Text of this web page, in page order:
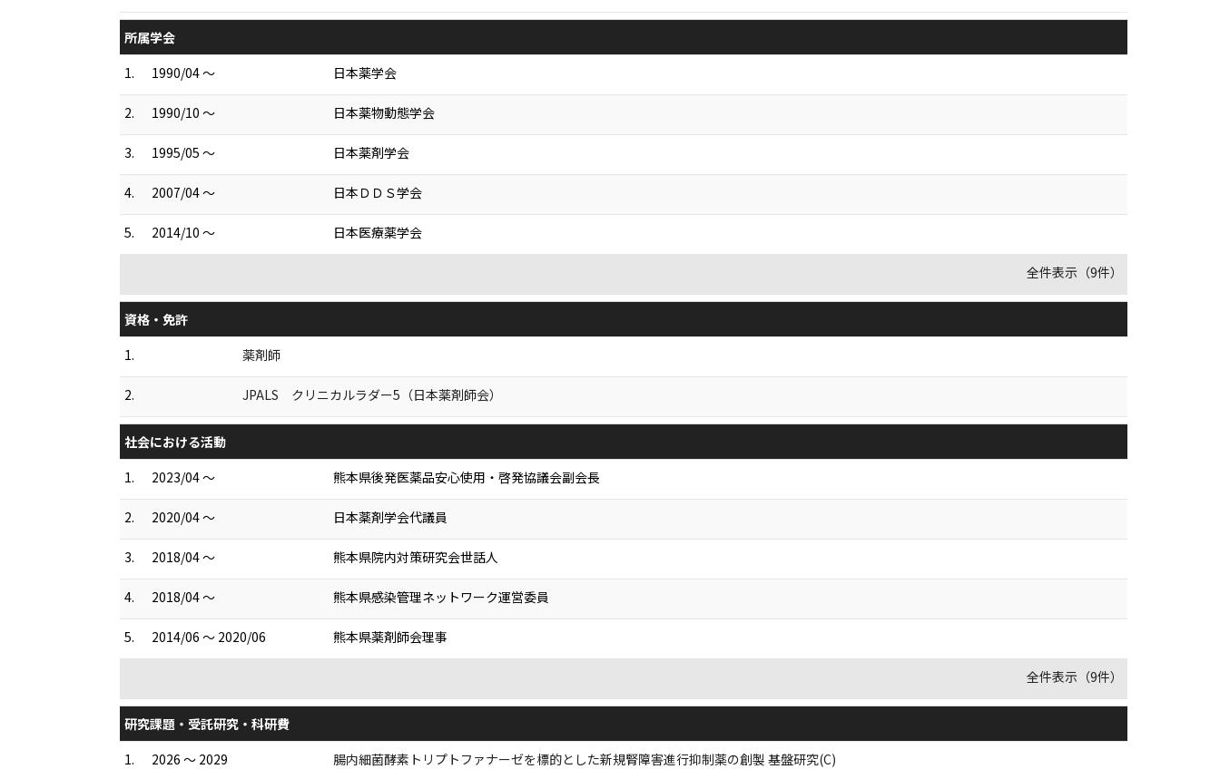
所属学会
1.
1990/04 ～ 日本薬学会
2. 1990/10 ～ 日本薬物動態学会
3. 1995/05 ～ 日本薬剤学会
4. 2007/04 ～ 日本ＤＤＳ学会
5. 2014/10 ～ 日本医療薬学会
全件表示（9件）
資格・免許
1.
薬剤師
2. JPALS クリニカルラダー5（日本薬剤師会）
社会における活動
1.
2023/04 ～ 熊本県後発医薬品安心使用・啓発協議会副会長
2. 2020/04 ～ 日本薬剤学会代議員
3. 2018/04 ～ 熊本県院内対策研究会世話人
4. 2018/04 ～ 熊本県感染管理ネットワーク運営委員
5. 2014/06 ～ 2020/06 熊本県薬剤師会理事
全件表示（9件）
研究課題・受託研究・科研費
1.
2026 ～ 2029 腸内細菌酵素トリプトファナーゼを標的とした新規腎障害進行抑制薬の創製 基盤研究(C)